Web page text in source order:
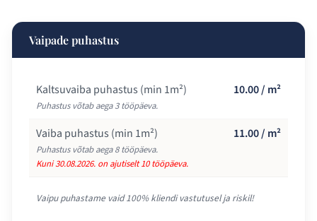
Vaipade puhastus
Kaltsuvaiba puhastus (min 1m²) 10.00 / m²
Puhastus võtab aega 3 tööpäeva.
Vaiba puhastus (min 1m²) 11.00 / m²
Puhastus võtab aega 8 tööpäeva.
Kuni 30.08.2026. on ajutiselt 10 tööpäeva.
Vaipu puhastame vaid 100% kliendi vastutusel ja riskil!